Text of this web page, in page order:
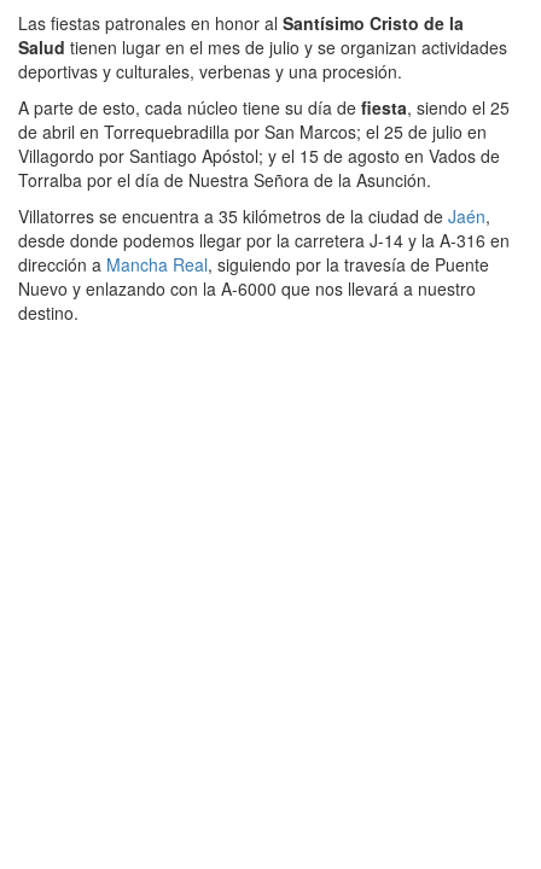
Las fiestas patronales en honor al Santísimo Cristo de la
Salud tienen lugar en el mes de julio y se organizan actividades
deportivas y culturales, verbenas y una procesión.
A parte de esto, cada núcleo tiene su día de fiesta, siendo el 25
de abril en Torrequebradilla por San Marcos; el 25 de julio en
Villagordo por Santiago Apóstol; y el 15 de agosto en Vados de
Torralba por el día de Nuestra Señora de la Asunción.
Villatorres se encuentra a 35 kilómetros de la ciudad de Jaén,
desde donde podemos llegar por la carretera J-14 y la A-316 en
dirección a Mancha Real, siguiendo por la travesía de Puente
Nuevo y enlazando con la A-6000 que nos llevará a nuestro
destino.